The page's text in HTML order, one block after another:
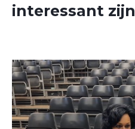
interessant zijn